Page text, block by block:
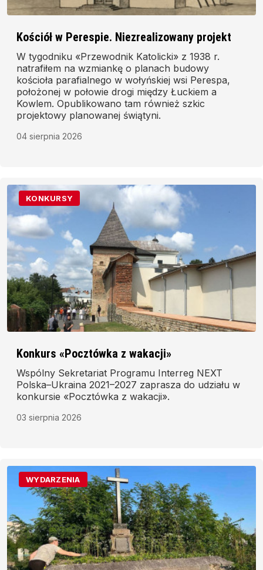
Kościół w Perespie. Niezrealizowany projekt
W tygodniku «Przewodnik Katolicki» z 1938 r.
natrafiłem na wzmiankę o planach budowy
kościoła parafialnego w wołyńskiej wsi Perespa,
położonej w połowie drogi między Łuckiem a
Kowlem. Opublikowano tam również szkic
projektowy planowanej świątyni.
04 sierpnia 2026
KONKURSY
Konkurs «Pocztówka z wakacji»
Wspólny Sekretariat Programu Interreg NEXT
Polska–Ukraina 2021–2027 zaprasza do udziału w
konkursie «Pocztówka z wakacji».
03 sierpnia 2026
WYDARZENIA